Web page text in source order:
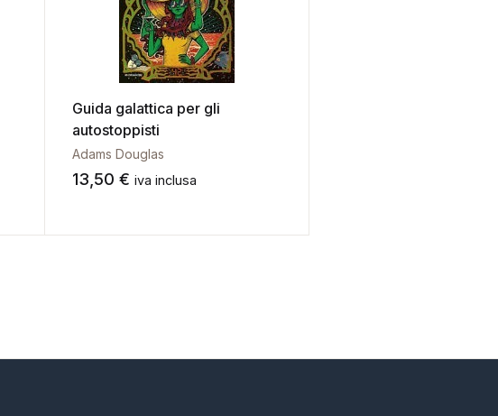
Guida galattica per gli
autostoppisti
Adams Douglas
13,50€ iva inclusa